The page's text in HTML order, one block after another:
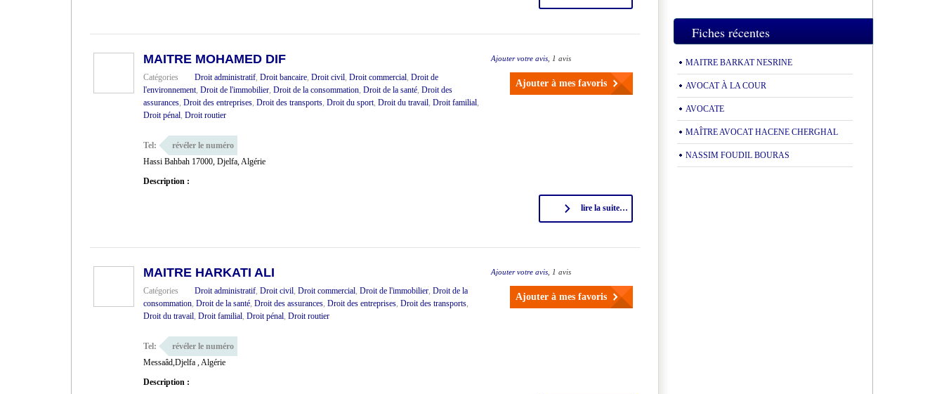
Ajouter votre avis , 1 avis
MAITRE MOHAMED DIF
Catégories Droit administratif, Droit bancaire, Droit civil, Droit commercial, Droit de
l'environnement, Droit de l'immobilier, Droit de la consommation, Droit de la santé, Droit des
assurances, Droit des entreprises, Droit des transports, Droit du sport, Droit du travail, Droit familial,
Droit pénal, Droit routier
Ajouter à mes favoris
Tel:
révéler le numéro
Hassi Bahbah 17000, Djelfa, Algérie
Description :
lire la suite…
Ajouter votre avis , 1 avis
MAITRE HARKATI ALI
Catégories Droit administratif, Droit civil, Droit commercial, Droit de l'immobilier, Droit de la
consommation, Droit de la santé, Droit des assurances, Droit des entreprises, Droit des transports,
Droit du travail, Droit familial, Droit pénal, Droit routier
Ajouter à mes favoris
Tel:
révéler le numéro
Messaâd,Djelfa , Algérie
Description :
Fiches récentes
MAITRE BARKAT NESRINE
AVOCAT À LA COUR
AVOCATE
MAÎTRE AVOCAT HACENE CHERGHAL
NASSIM FOUDIL BOURAS